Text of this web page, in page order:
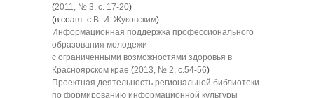
(2011, № 3, с. 17-20)
(в соавт. с В. И. Жуковским)
Информационная поддержка профессионального
образования молодежи
с ограниченными возможностями здоровья в
Красноярском крае (2013, № 2, с.54-56)
Проектная деятельность региональной библиотеки
по формированию информационной культуры